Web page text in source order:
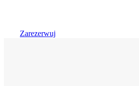
Zarezerwuj